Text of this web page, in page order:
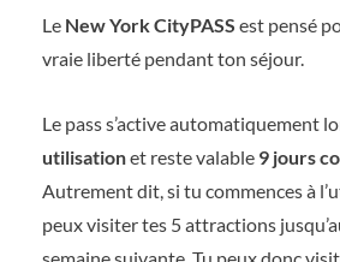
Le New York CityPASS est pensé
vraie liberté pendant ton séjour.
Le pass s’active automatiquement
utilisationet reste valable 9 jours
Autrement dit, si tu commences à
peux visiter tes 5 attractions
semaine suivante. Tu peux donc